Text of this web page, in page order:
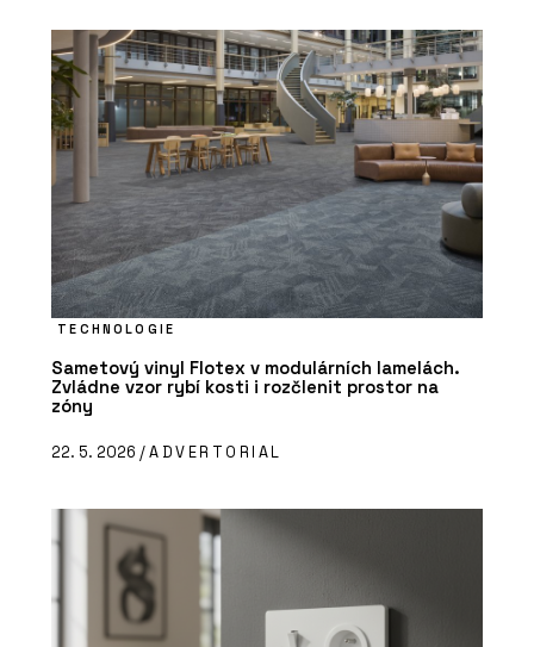
TECHNOLOGIE
Sametový vinyl Flotex v modulárních lamelách.
Zvládne vzor rybí kosti i rozčlenit prostor na
zóny
22. 5. 2026 /ADVERTORIAL